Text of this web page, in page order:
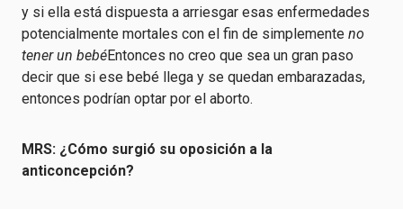
y si ella está dispuesta a arriesgar esas enfermedades
potencialmente mortales con el fin de simplemente no
tener un bebéEntonces no creo que sea un gran paso
decir que si ese bebé llega y se quedan embarazadas,
entonces podrían optar por el aborto.
MRS: ¿Cómo surgió su oposición a la
anticoncepción?